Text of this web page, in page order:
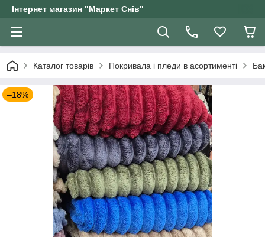
Інтернет магазин "Маркет Снів"
Каталог товарів Покривала і пледи в асортименті
–18%